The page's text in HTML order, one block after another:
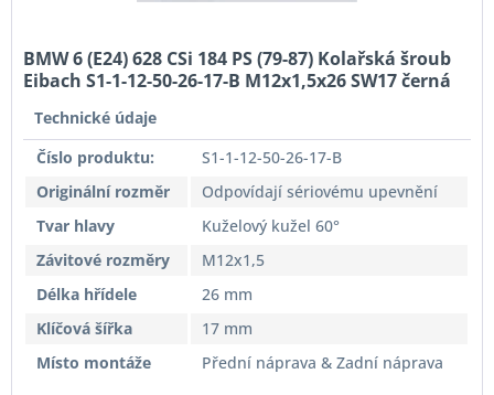
BMW 6 (E24) 628 CSi 184 PS (79-87) Kolařská šroub
Eibach S1-1-12-50-26-17-B M12x1,5x26 SW17 černá
Technické údaje
Číslo produktu:
S1-1-12-50-26-17-B
Originální rozměr
Odpovídají sériovému upevnění
Tvar hlavy
Kuželový kužel 60°
Závitové rozměry
M12x1,5
Délka hřídele
26 mm
Klíčová šířka
17 mm
Místo montáže
Přední náprava & Zadní náprava